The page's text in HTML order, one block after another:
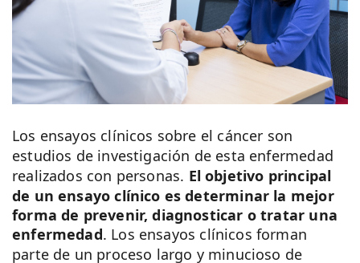
Los ensayos clínicos sobre el cáncer son
estudios de investigación de esta enfermedad
realizados con personas. El objetivo principal
de un ensayo clínico es determinar la mejor
forma de prevenir, diagnosticar o tratar una
enfermedad. Los ensayos clínicos forman
parte de un proceso largo y minucioso de